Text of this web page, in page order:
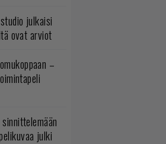
julkaisi
ovat arviot
–
julki